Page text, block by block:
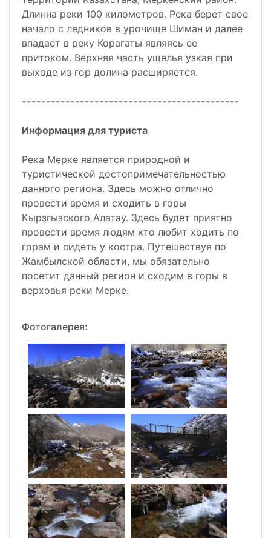
Длинна реки 100 километров. Река берет свое
начало с ледников в урочище Шиман и далее
впадает в реку Корагаты являясь ее
притоком. Верхняя часть ущелья узкая при
выходе из гор долина расширяется.
---------------------------------------------
Информация для туриста
Река Мерке является природной и
туристической достопримечательностью
данного региона. Здесь можно отлично
провести время и сходить в горы
Кырзгызского Алатау. Здесь будет приятно
провести время людям кто любит ходить по
горам и сидеть у костра. Путешествуя по
Жамбылской области, мы обязательно
посетит данный регион и сходим в горы в
верховья реки Мерке.
Фотогалерея: